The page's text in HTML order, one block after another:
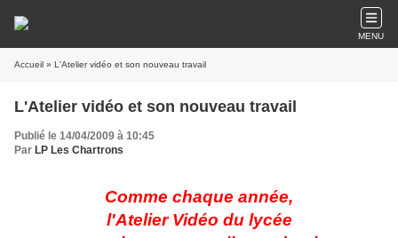
MENU
Accueil » L'Atelier vidéo et son nouveau travail
L'Atelier vidéo et son nouveau travail
Publié le 14/04/2009 à 10:45
Par LP Les Chartrons
Comme chaque année,
l'Atelier Vidéo du lycée